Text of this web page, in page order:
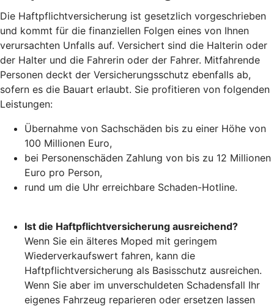
Die Haftpflichtversicherung ist gesetzlich vorgeschrieben
und kommt für die finanziellen Folgen eines von Ihnen
verursachten Unfalls auf. Versichert sind die Halterin oder
der Halter und die Fahrerin oder der Fahrer. Mitfahrende
Personen deckt der Versicherungsschutz ebenfalls ab,
sofern es die Bauart erlaubt. Sie profitieren von folgenden
Leistungen:
Übernahme von Sachschäden bis zu einer Höhe von
100 Millionen Euro,
bei Personenschäden Zahlung von bis zu 12 Millionen
Euro pro Person,
rund um die Uhr erreichbare Schaden-Hotline.
Ist die Haftpflichtversicherung ausreichend?
Wenn Sie ein älteres Moped mit geringem
Wiederverkaufswert fahren, kann die
Haftpflichtversicherung als Basisschutz ausreichen.
Wenn Sie aber im unverschuldeten Schadensfall Ihr
eigenes Fahrzeug reparieren oder ersetzen lassen